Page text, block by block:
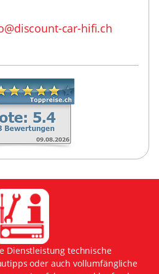
car-hifi.ch
Dienstleistung technische
oder auch vollumfängliche